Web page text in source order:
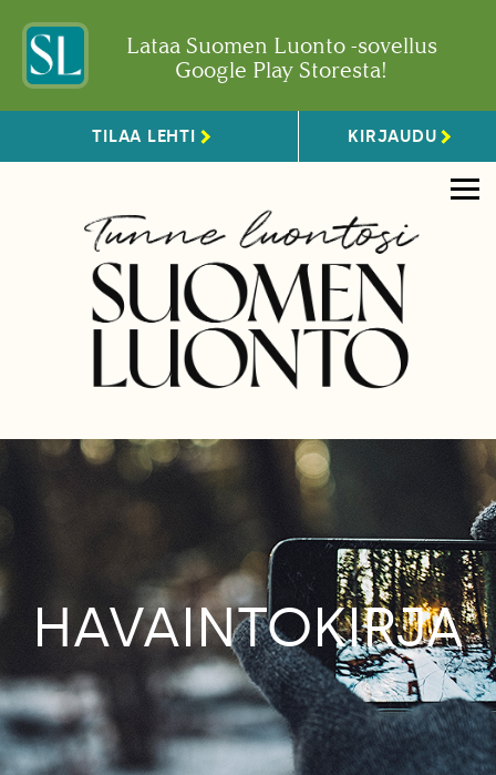
Lataa Suomen Luonto -sovellus
Google Play Storesta!
TILAA LEHTI KIRJAUDU
HAVAINTOKIRJA